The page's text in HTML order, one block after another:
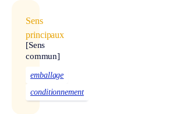
Sens
principaux
[Sens
commun]
emballage
conditionnement